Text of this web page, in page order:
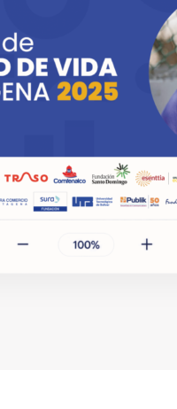
los cambios en
los cartageneros y